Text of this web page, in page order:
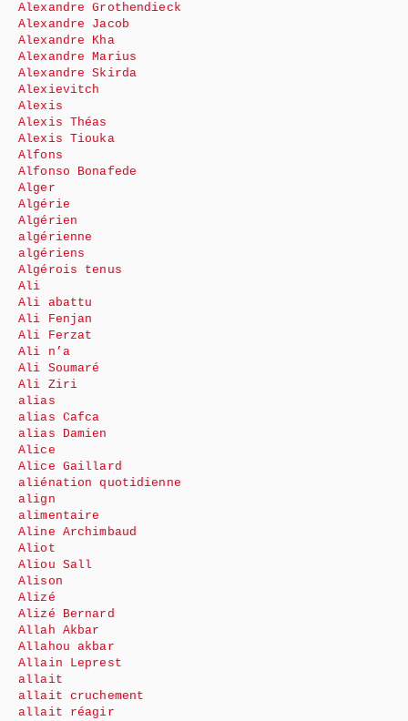
Alexandre Grothendieck
Alexandre Jacob
Alexandre Kha
Alexandre Marius
Alexandre Skirda
Alexievitch
Alexis
Alexis Théas
Alexis Tiouka
Alfons
Alfonso Bonafede
Alger
Algérie
Algérien
algérienne
algériens
Algérois tenus
Ali
Ali abattu
Ali Fenjan
Ali Ferzat
Ali n’a
Ali Soumaré
Ali Ziri
alias
alias Cafca
alias Damien
Alice
Alice Gaillard
aliénation quotidienne
align
alimentaire
Aline Archimbaud
Aliot
Aliou Sall
Alison
Alizé
Alizé Bernard
Allah Akbar
Allahou akbar
Allain Leprest
allait
allait cruchement
allait réagir